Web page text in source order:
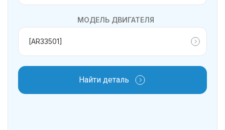
МОДЕЛЬ ДВИГАТЕЛЯ
Найти деталь